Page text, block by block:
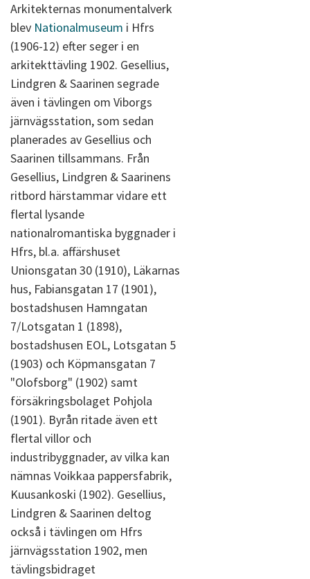
Arkitekternas monumentalverk
blev Nationalmuseum i Hfrs
(1906-12) efter seger i en
arkitekttävling 1902. Gesellius,
Lindgren & Saarinen segrade
även i tävlingen om Viborgs
järnvägsstation, som sedan
planerades av Gesellius och
Saarinen tillsammans. Från
Gesellius, Lindgren & Saarinens
ritbord härstammar vidare ett
flertal lysande
nationalromantiska byggnader i
Hfrs, bl.a. affärshuset
Unionsgatan 30 (1910), Läkarnas
hus, Fabiansgatan 17 (1901),
bostadshusen Hamngatan
7/Lotsgatan 1 (1898),
bostadshusen EOL, Lotsgatan 5
(1903) och Köpmansgatan 7
"Olofsborg" (1902) samt
försäkringsbolaget Pohjola
(1901). Byrån ritade även ett
flertal villor och
industribyggnader, av vilka kan
nämnas Voikkaa pappersfabrik,
Kuusankoski (1902). Gesellius,
Lindgren & Saarinen deltog
också i tävlingen om Hfrs
järnvägsstation 1902, men
tävlingsbidraget